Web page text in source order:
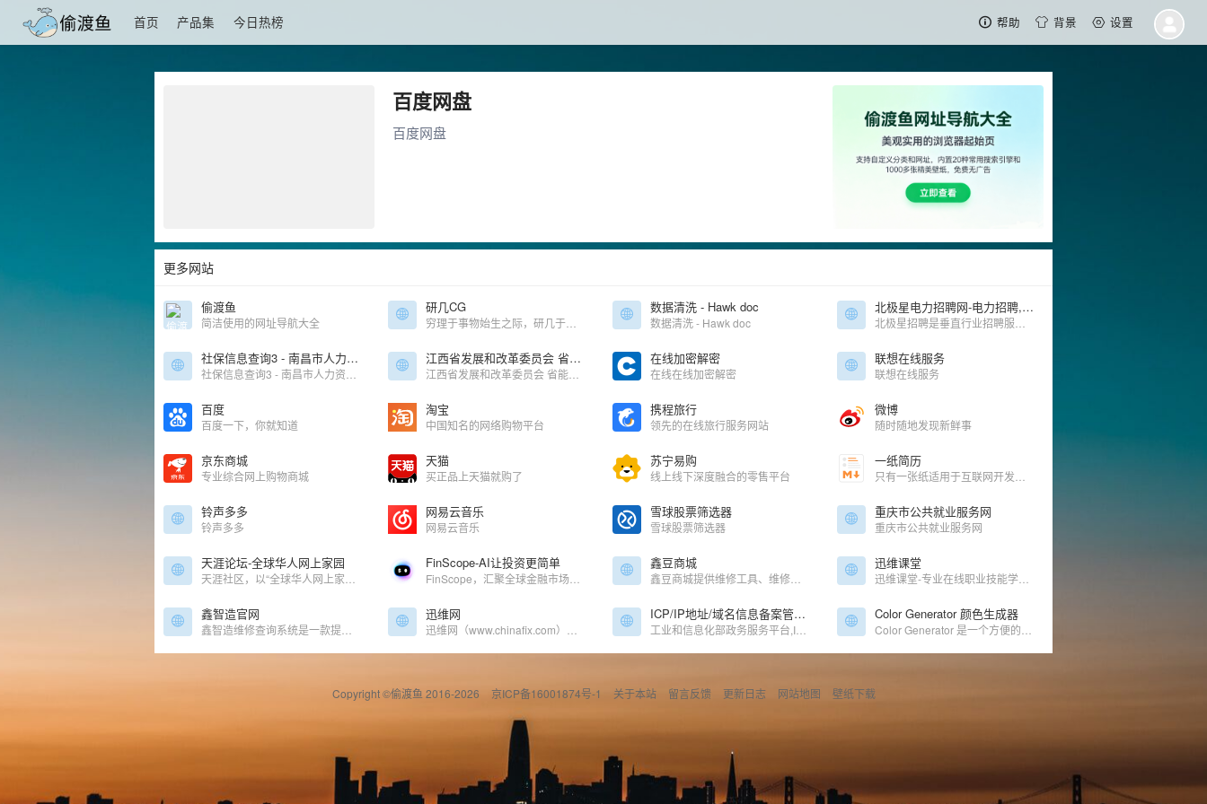
首页 产品集 今日热榜 帮助 背景 设置
百度网盘
百度网盘
更多网站
偷渡鱼
简洁使用的网址导航大全
研几CG 数据清洗 - Hawk doc
数据清洗 - Hawk doc
北极星电力招聘网-电力招聘,电厂招聘,人才招聘,电力猎头,专业的人才求职招聘网站
社保信息查询3 - 南昌市人力资源和社会保障局 江西省发展和改革委员会 省能源局 在线加密解密
在线在线加密解密
联想在线服务
联想在线服务
百度
百度一下，你就知道
淘宝
中国知名的网络购物平台
携程旅行
领先的在线旅行服务网站
微博
随时随地发现新鲜事
京东商城
专业综合网上购物商城
天猫
买正品上天猫就购了
苏宁易购
线上线下深度融合的零售平台
一纸简历
铃声多多
铃声多多
网易云音乐
网易云音乐
雪球股票筛选器
雪球股票筛选器
重庆市公共就业服务网
重庆市公共就业服务网
天涯论坛-全球华人网上家园 FinScope-AI让投资更简单 鑫豆商城 迅维课堂
鑫智造官网 迅维网 ICP/IP地址/域名信息备案管理系统 Color Generator 颜色生成器
Copyright ©偷渡鱼 2016-2026 京ICP备16001874号-1 关于本站 留言反馈 更新日志 网站地图 壁纸下载